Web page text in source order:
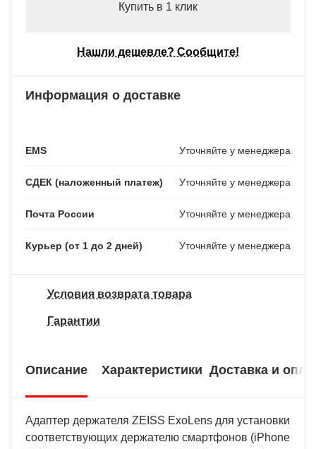
Купить в 1 клик
Нашли дешевле? Сообщите!
Информация о доставке
EMS Уточняйте у менеджера
СДЕК (наложенный платеж) Уточняйте у менеджера
Почта России Уточняйте у менеджера
Курьер (от 1 до 2 дней) Уточняйте у менеджера
Условия возврата товара
Гарантии
Описание Характеристики Доставка и
Адаптер держателя ZEISS ExoLens для установки
соответствующих держателю смартфонов (iPhone